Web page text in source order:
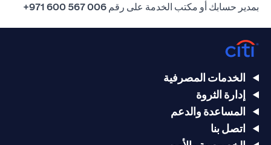
بمدير حسابك أو مكتب الخدمة على رقم 006 567 600 971+
الخدمات المصرفية
إدارة الثروة
المساعدة والدعم
اتصل بنا